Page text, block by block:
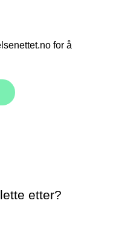
for å
etter?